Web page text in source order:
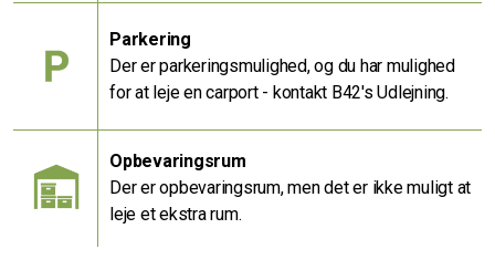
Parkering
Der er parkeringsmulighed, og du har mulighed
for at leje en carport - kontakt B42's Udlejning.
Opbevaringsrum
Der er opbevaringsrum, men det er ikke muligt at
leje et ekstra rum.